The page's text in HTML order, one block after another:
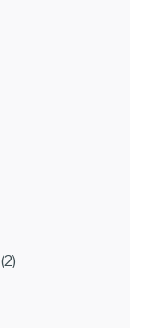
(2)